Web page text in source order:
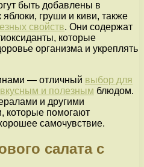
быть добавлены в
яблоки, груши и киви, также
свойств. Они содержат
которые
организма и укреплять
— отличный выбор для
вкусным и полезным блюдом.
и другими
которые помогают
самочувствие.
салата с